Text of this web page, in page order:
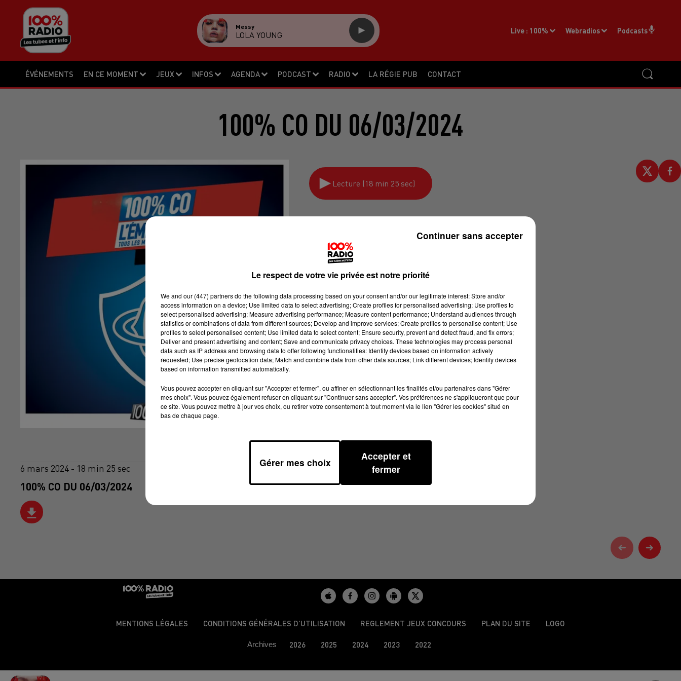
ÉVÉNEMENTS EN CE MOMENT JEUX INFOS AGENDA PODCAST RADIO LA RÉGIE PUB CONTACT
Live : 100% Webradios Podcasts
Messy
LOLA YOUNG
100% CO DU 06/03/2024
Lecture (18 min 25 sec)
6 mars 2024 - 18 min 25 sec
100% CO DU 06/03/2024
MENTIONS LÉGALES CONDITIONS GÉNÉRALES D’UTILISATION REGLEMENT JEUX CONCOURS PLAN DU SITE LOGO
Archives 2026 2025 2024 2023 2022
Le respect de votre vie privée est notre priorité
We and our (447) partnersdo the following data processing based on your consent and/or our legitimate interest: Store and/or
access information on a device; Use limited data to select advertising; Create profiles for personalised advertising; Use profiles to
select personalised advertising; Measure advertising performance; Measure content performance; Understand audiences through
statistics or combinations of data from different sources; Develop and improve services; Create profiles to personalise content; Use
profiles to select personalised content; Use limited data to select content; Ensure security, prevent and detect fraud, and fix errors;
Deliver and present advertising and content; Save and communicate privacy choices. These technologies may process personal
data such as IP address and browsing data to offer following functionalities: Identify devices based on information actively
requested; Use precise geolocation data; Match and combine data from other data sources; Link different devices; Identify devices
based on information transmitted automatically.
Vous pouvez accepter en cliquant sur "Accepter et fermer", ou affiner en sélectionnant les finalités et/ou partenaires dans "Gérer
mes choix". Vous pouvez également refuser en cliquant sur "Continuer sans accepter". Vos préférences ne s'appliqueront que pour
ce site. Vous pouvez mettre à jour vos choix, ou retirer votre consentement à tout moment via le lien "Gérer les cookies" situé en
bas de chaque page.
Gérer mes choix
Accepter et
fermer
Continuer sans accepter